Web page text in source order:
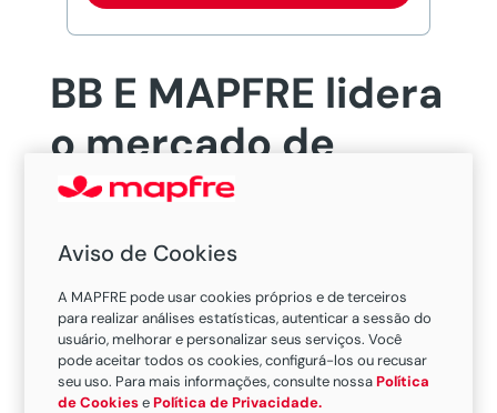
BB E MAPFRE lidera
o mercado de
seguros de
pessoas com 18,8%
de participação
Aviso de Cookies
A MAPFRE pode usar cookies próprios e de terceiros
para realizar análises estatísticas, autenticar a sessão do
usuário, melhorar e personalizar seus serviços. Você
pode aceitar todos os cookies, configurá-los ou recusar
seu uso. Para mais informações, consulte nossaPolítica
de CookiesePolítica de Privacidade.